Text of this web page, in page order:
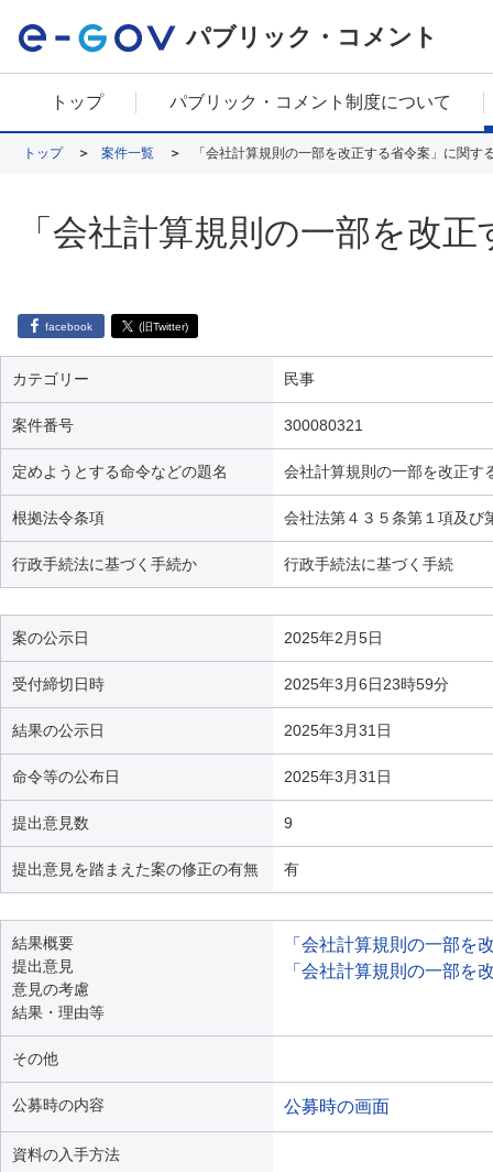
パブリック・コメント
トップ パブリック・コメント制度について
トップ 案件一覧 「会社計算規則の一部を改正する省令案」に関す
「会社計算規則の一部を改
facebook (旧Twitter)
カテゴリー 民事
案件番号 300080321
定めようとする命令などの題名 会社計算規則の一部を改正す
根拠法令条項 会社法第４３５条第１項及び
行政手続法に基づく手続か 行政手続法に基づく手続
案の公示日 2025年2月5日
受付締切日時 2025年3月6日23時59分
結果の公示日 2025年3月31日
命令等の公布日 2025年3月31日
提出意見数 9
提出意見を踏まえた案の修正の有無 有
結果概要
提出意見
意見の考慮
結果・理由等
「会社計算規則の一部を
「会社計算規則の一部を
その他
公募時の内容 公募時の画面
資料の入手方法